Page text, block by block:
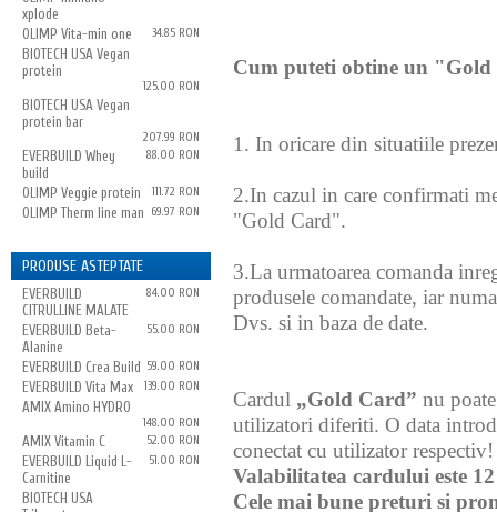
xplode
OLIMP Vita-min one 34.85 RON
BIOTECH USA Vegan
protein
125.00 RON
BIOTECH USA Vegan
protein bar
207.99 RON
EVERBUILD Whey
build
88.00 RON
OLIMP Veggie protein 111.72 RON
OLIMP Therm line man 69.97 RON
PRODUSE ASTEPTATE
EVERBUILD
CITRULLINE MALATE
84.00 RON
EVERBUILD Beta-
Alanine
55.00 RON
EVERBUILD Crea Build 59.00 RON
EVERBUILD Vita Max 139.00 RON
AMIX Amino HYDRO
148.00 RON
AMIX Vitamin C 52.00 RON
EVERBUILD Liquid L-
Carnitine
51.00 RON
BIOTECH USA
Cum puteti obtine un
1. In oricare din situatiile
2.In cazul in care confirmati
"Gold Card".
3.La urmatoarea comanda
produsele comandate, iar
Dvs. si in baza de date.
Cardul „Gold Card” nu
utilizatori diferiti. O data
conectat cu utilizator respectiv!
Valabilitatea cardului este
Cele mai bune preturi si